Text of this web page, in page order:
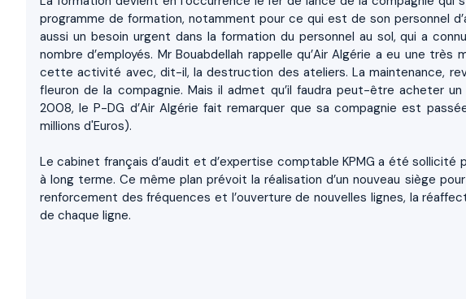
programme de formation, notamment pour ce qui est de son personnel
aussi un besoin urgent dans la formation du personnel au sol, qui a
nombre d’employés. Mr Bouabdellah rappelle qu’Air Algérie a eu une
cette activité avec, dit-il, la destruction des ateliers. La maintenance,
fleuron de la compagnie. Mais il admet qu’il faudra peut-être acheter
2008, le P-DG d’Air Algérie fait remarquer que sa compagnie est
millions d'Euros).
Le cabinet français d’audit et d’expertise comptable KPMG a été
à long terme. Ce même plan prévoit la réalisation d’un nouveau siège
renforcement des fréquences et l’ouverture de nouvelles lignes, la
de chaque ligne.